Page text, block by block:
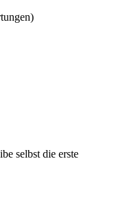
selbst die erste